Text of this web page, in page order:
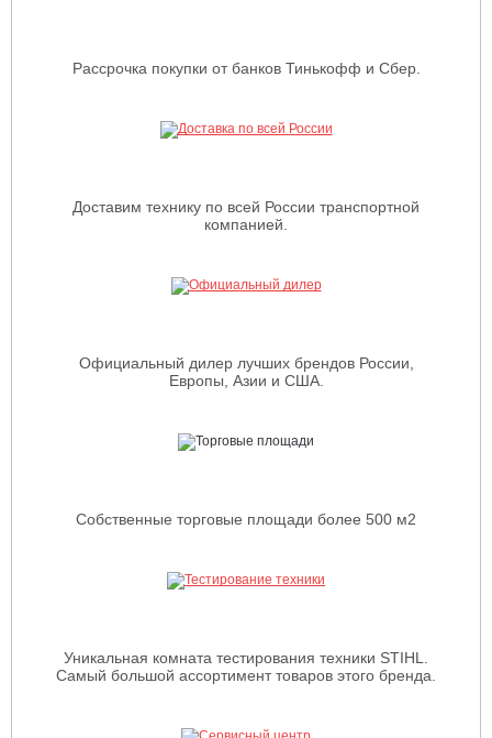
Рассрочка покупки от банков Тинькофф и Сбер.
Доставим технику по всей России транспортной
компанией.
Официальный дилер лучших брендов России,
Европы, Азии и США.
Собственные торговые площади более 500 м2
Уникальная комната тестирования техники STIHL.
Самый большой ассортимент товаров этого бренда.